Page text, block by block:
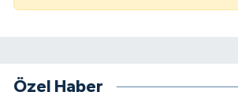
Özel Haber